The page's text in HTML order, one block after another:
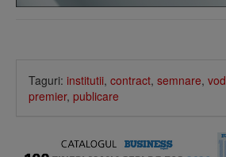
Taguri: institutii, contract, semnare,
premier, publicare